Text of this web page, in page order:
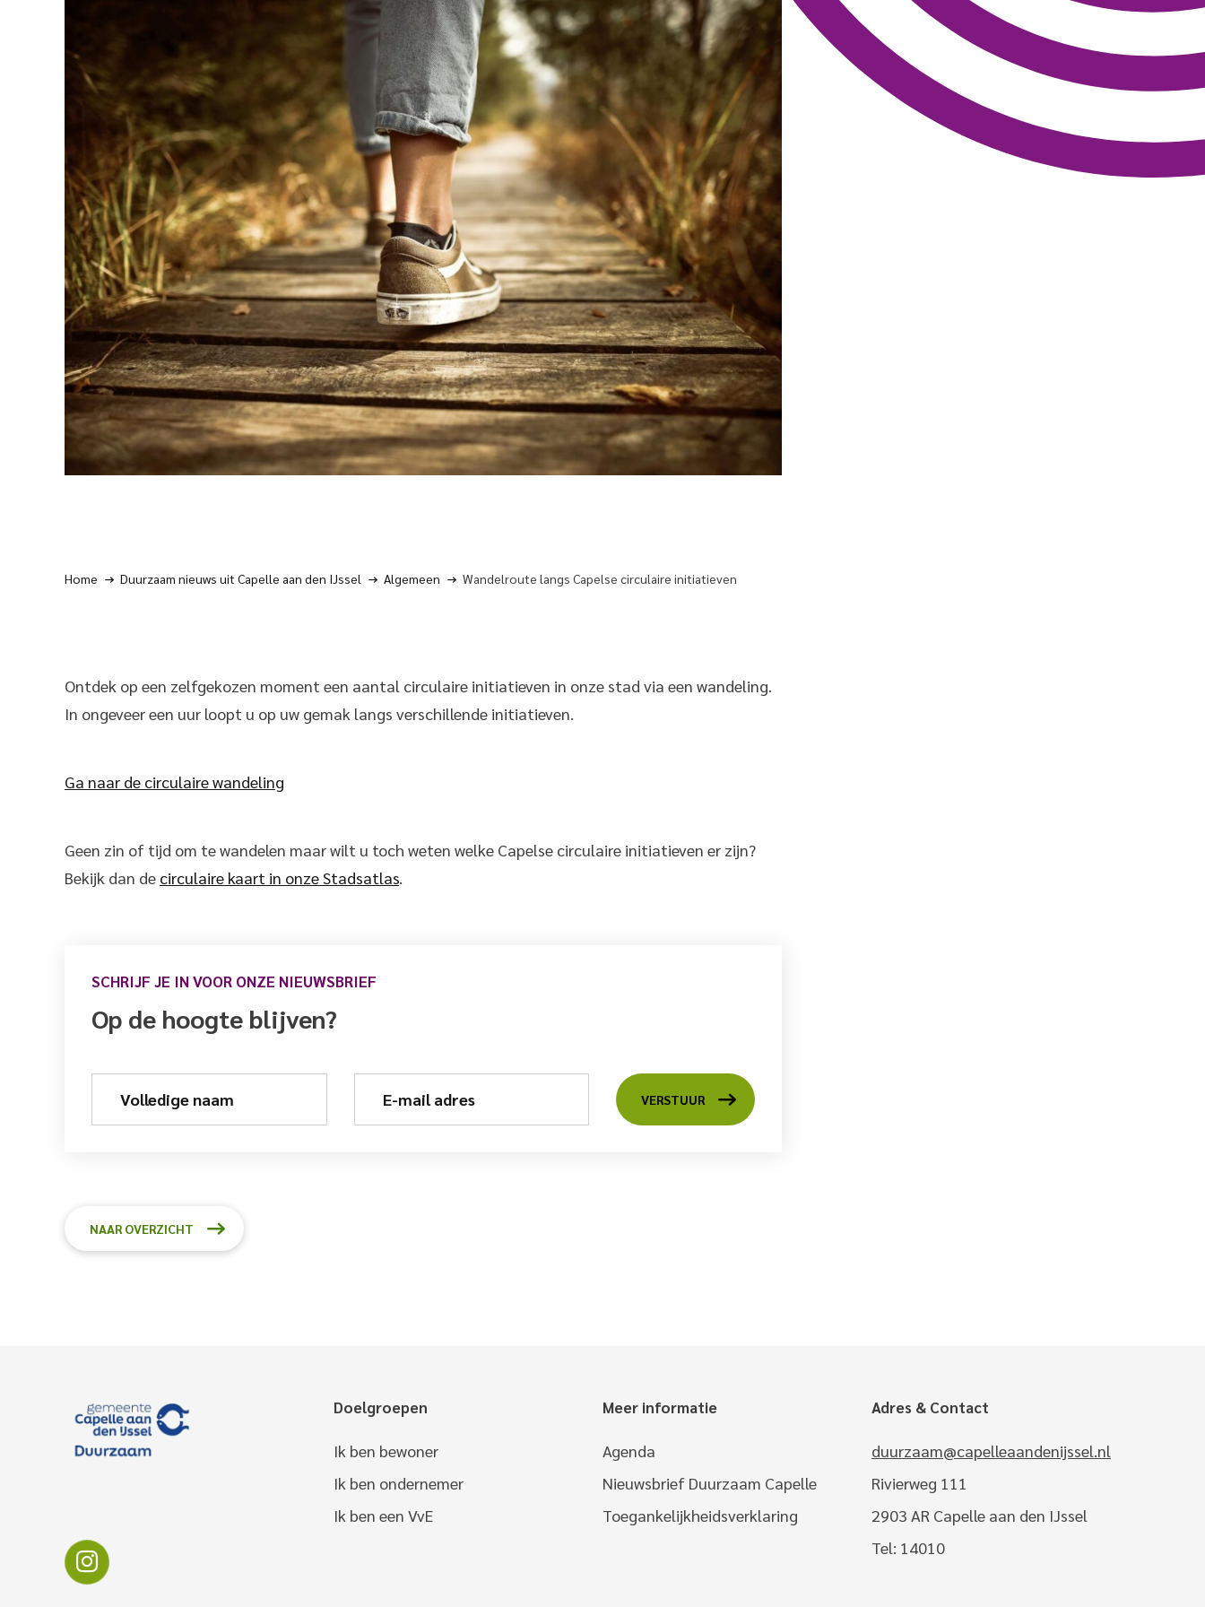
Home Duurzaam nieuws uit Capelle aan den IJssel Algemeen Wandelroute langs Capelse circulaire initiatieven
Ontdek op een zelfgekozen moment een aantal circulaire initiatieven in onze stad via een wandeling.
In ongeveer een uur loopt u op uw gemak langs verschillende initiatieven.
Ga naar de circulaire wandeling
Geen zin of tijd om te wandelen maar wilt u toch weten welke Capelse circulaire initiatieven er zijn?
Bekijk dan de circulaire kaart in onze Stadsatlas.
SCHRIJF JE IN VOOR ONZE NIEUWSBRIEF
Op de hoogte blijven?
Volledige naam E-mail adres VERSTUUR
NAAR OVERZICHT
Doelgroepen
Ik ben bewoner
Ik ben ondernemer
Ik ben een VvE
Meer informatie
Agenda
Nieuwsbrief Duurzaam Capelle
Toegankelijkheidsverklaring
Adres & Contact
duurzaam@capelleaandenijssel.nl
Rivierweg 111
2903 AR Capelle aan den IJssel
Tel: 14010